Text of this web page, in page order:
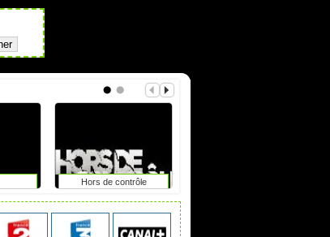
Hors de contrôle